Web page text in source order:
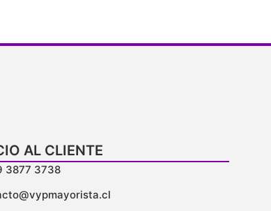
AL CLIENTE
3877 3738